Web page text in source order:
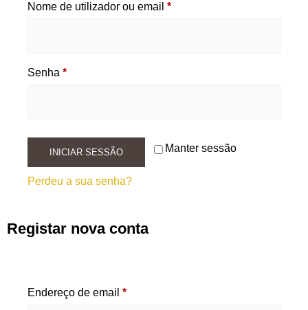
Nome de utilizador ou email *
Senha *
Manter sessão
INICIAR SESSÃO
Perdeu a sua senha?
Registar nova conta
Endereço de email *